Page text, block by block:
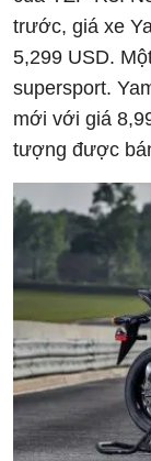
trước, giá xe
5,299 USD.
supersport.
mới với giá
tượng được